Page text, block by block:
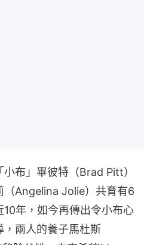
布」畢彼特（Brad Pitt）
（Angelina Jolie）共育有6
年，如今再傳出令小布心
兩人的養子馬杜斯